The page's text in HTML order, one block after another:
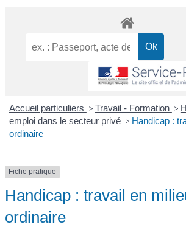
Accueil particuliers > Travail - Formation >
emploi dans le secteur privé > Handicap :
ordinaire
Fiche pratique
Handicap : travail en
ordinaire